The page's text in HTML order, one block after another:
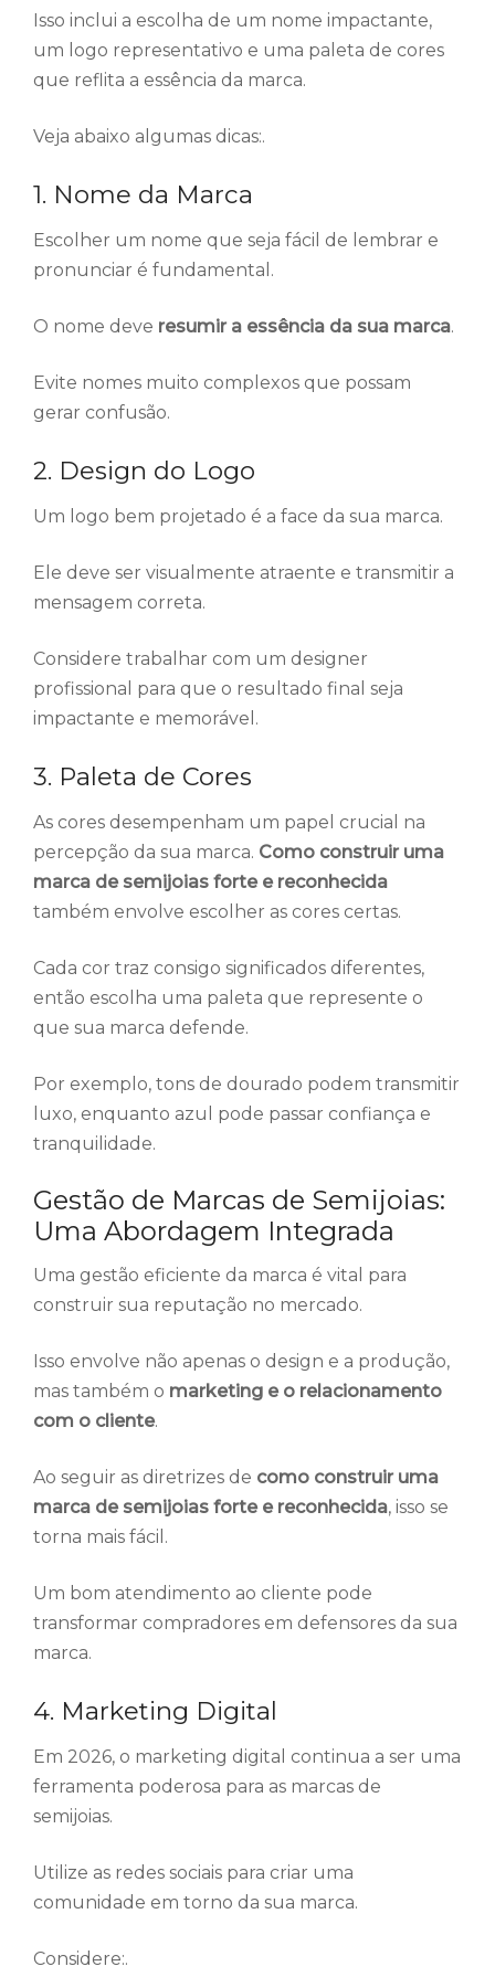
Isso inclui a escolha de um nome impactante,
um logo representativo e uma paleta de cores
que reflita a essência da marca.
Veja abaixo algumas dicas:.
1. Nome da Marca
Escolher um nome que seja fácil de lembrar e
pronunciar é fundamental.
O nome deve resumir a essência da sua marca.
Evite nomes muito complexos que possam
gerar confusão.
2. Design do Logo
Um logo bem projetado é a face da sua marca.
Ele deve ser visualmente atraente e transmitir a
mensagem correta.
Considere trabalhar com um designer
profissional para que o resultado final seja
impactante e memorável.
3. Paleta de Cores
As cores desempenham um papel crucial na
percepção da sua marca. Como construir uma
marca de semijoias forte e reconhecida
também envolve escolher as cores certas.
Cada cor traz consigo significados diferentes,
então escolha uma paleta que represente o
que sua marca defende.
Por exemplo, tons de dourado podem transmitir
luxo, enquanto azul pode passar confiança e
tranquilidade.
Gestão de Marcas de Semijoias:
Uma Abordagem Integrada
Uma gestão eficiente da marca é vital para
construir sua reputação no mercado.
Isso envolve não apenas o design e a produção,
mas também o marketing e o relacionamento
com o cliente.
Ao seguir as diretrizes de como construir uma
marca de semijoias forte e reconhecida, isso se
torna mais fácil.
Um bom atendimento ao cliente pode
transformar compradores em defensores da sua
marca.
4. Marketing Digital
Em 2026, o marketing digital continua a ser uma
ferramenta poderosa para as marcas de
semijoias.
Utilize as redes sociais para criar uma
comunidade em torno da sua marca.
Considere:.